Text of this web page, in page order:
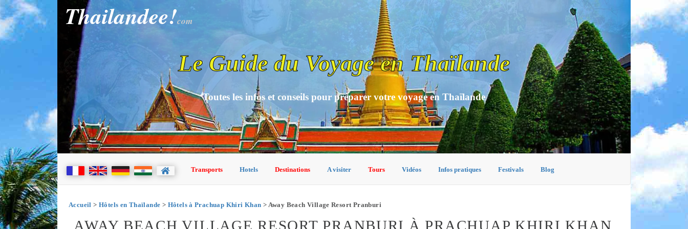
Thailandee!com
Le Guide du Voyage en Thaïlande
Toutes les infos et conseils pour préparer votre voyage en Thaïlande
Transports Hotels Destinations A visiter Tours Vidéos Infos pratiques Festivals Blog
Accueil > Hôtels en Thaïlande > Hôtels à Prachuap Khiri Khan > Away Beach Village Resort Pranburi
AWAY BEACH VILLAGE RESORT PRANBURI À PRACHUAP KHIRI KHAN